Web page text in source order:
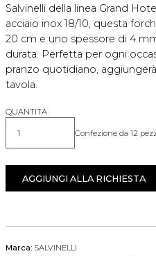
Salvinelli della linea Grand
acciaio inox 18/10, questa
20 cm e uno spessore di 4
durata. Perfetta per ogni
pranzo quotidiano,
tavola.
QUANTITÀ
Quantità Confezione da 12
AGGIUNGI ALLA RICHIESTA
Marca: SALVINELLI